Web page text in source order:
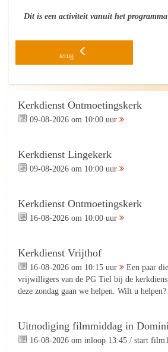
Dit is een activiteit vanuit het
terug
Kerkdienst Ontmoetingskerk
09-08-2026 om 10:00 uur
Kerkdienst Lingekerk
09-08-2026 om 10:00 uur
Kerkdienst Ontmoetingskerk
16-08-2026 om 10:00 uur
Kerkdienst Vrijthof
16-08-2026 om 10:15 uur
Een paar
vrijwilligers van de PG Tiel bij de
deze zondag gaan we helpen. Wilt u
Uitnodiging filmmiddag in
16-08-2026 om inloop 13:45 / start